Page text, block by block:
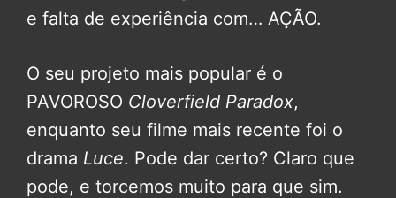
e falta de experiência com… AÇÃO.
O seu projeto mais popular é o
PAVOROSO Cloverfield Paradox,
enquanto seu filme mais recente foi o
drama Luce. Pode dar certo? Claro que
pode, e torcemos muito para que sim.